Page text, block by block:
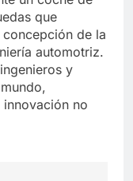
que
de la
automotriz.
y
no